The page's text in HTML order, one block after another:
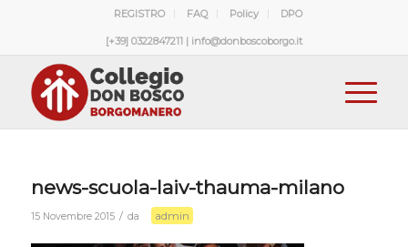
REGISTRO FAQ Policy DPO
[+39] 0322847211 | info@donboscoborgo.it
news-scuola-laiv-thauma-milano
15 Novembre 2015 / da admin